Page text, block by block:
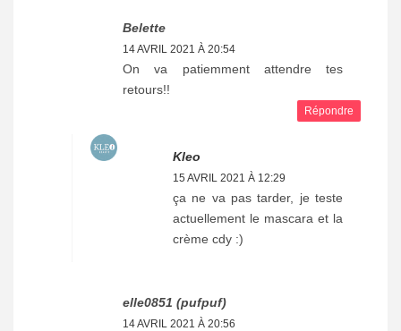
Belette
14 AVRIL 2021 À 20:54
On va patiemment attendre tes
retours!!
Répondre
Kleo
15 AVRIL 2021 À 12:29
ça ne va pas tarder, je teste
actuellement le mascara et la
crème cdy :)
elle0851 (pufpuf)
14 AVRIL 2021 À 20:56